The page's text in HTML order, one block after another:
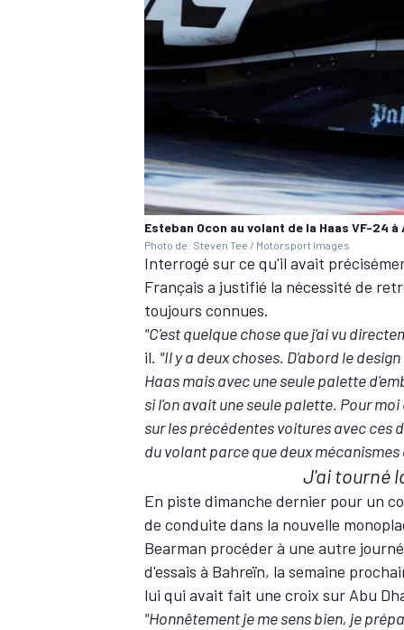
AUTRES CHAMPIONNATS
Esteban Ocon au volant de la Haas VF-24 à
Photo de: Steven Tee / Motorsport Images
Interrogé sur ce qu'il avait
Français a justifié la nécessité de
toujours connues.
"C'est quelque chose que j'ai vu
il. "Il y a deux choses. D'abord le design
Haas mais avec une seule palette
si l'on avait une seule palette. Pour
sur les précédentes voitures avec ces
du volant parce que deux
J'ai tourné
En piste dimanche dernier pour un
de conduite dans la nouvelle
Bearman procéder à une autre
d'essais à Bahreïn, la semaine
lui qui avait fait une croix sur Abu
"Honnêtement je me sens bien, je